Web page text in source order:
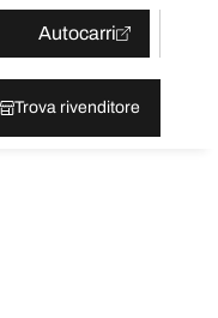
Autocarri
Trova rivenditore